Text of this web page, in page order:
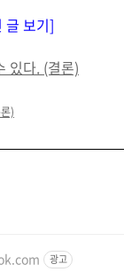
글 보기]
있다. (결론)
)
광고